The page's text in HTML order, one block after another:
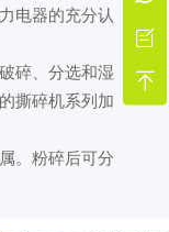
电器的充分认
碎、分选和湿
撕碎机系列加
。粉碎后可分

